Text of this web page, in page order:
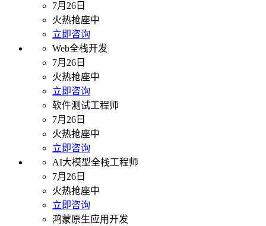
7月26日
火热抢座中
立即咨询
Web全栈开发
7月26日
火热抢座中
立即咨询
软件测试工程师
7月26日
火热抢座中
立即咨询
AI大模型全栈工程师
7月26日
火热抢座中
立即咨询
鸿蒙原生应用开发